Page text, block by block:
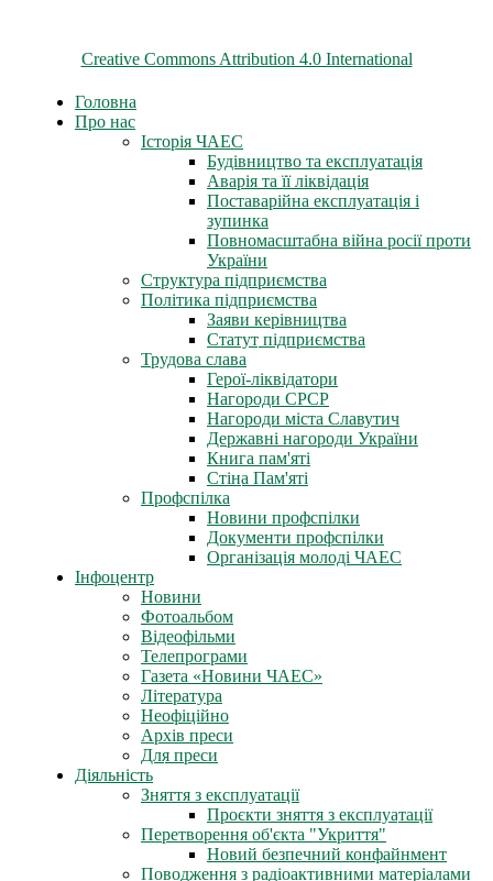
Creative Commons Attribution 4.0 International
Головна
Про нас
Історія ЧАЕС
Будівництво та експлуатація
Аварія та її ліквідація
Поставарійна експлуатація і
зупинка
Повномасштабна війна росії проти
України
Структура підприємства
Політика підприємства
Заяви керівництва
Статут підприємства
Трудова слава
Герої-ліквідатори
Нагороди СРСР
Нагороди міста Славутич
Державні нагороди України
Книга пам'яті
Стіна Пам'яті
Профспілка
Новини профспілки
Документи профспілки
Організація молоді ЧАЕС
Інфоцентр
Новини
Фотоальбом
Відеофільми
Телепрограми
Газета «Новини ЧАЕС»
Література
Неофіційно
Архів преси
Для преси
Діяльність
Зняття з експлуатації
Проєкти зняття з експлуатації
Перетворення об'єкта "Укриття"
Новий безпечний конфайнмент
Поводження з радіоактивними матеріалами